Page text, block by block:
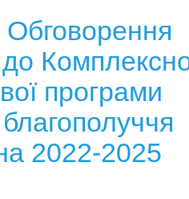
програми
2022-2025